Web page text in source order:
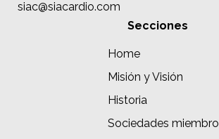
siac@siacardio.com
Secciones
Home
Misión y Visión
Historia
Sociedades miembro